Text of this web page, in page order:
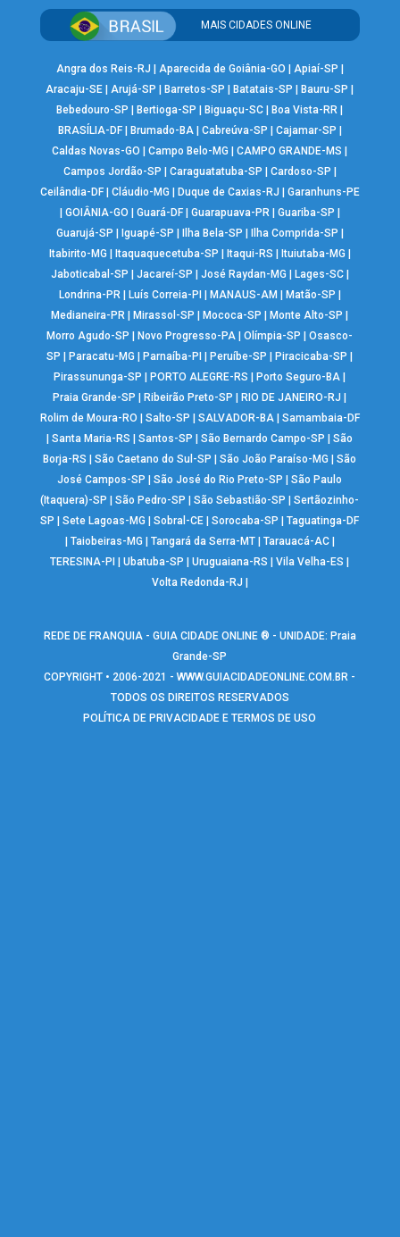
MAIS CIDADES ONLINE
Angra dos Reis-RJ | Aparecida de Goiânia-GO | Apiaí-SP |
Aracaju-SE | Arujá-SP |Barretos-SP |Batatais-SP |Bauru-SP |
Bebedouro-SP |Bertioga-SP |Biguaçu-SC |Boa Vista-RR |
BRASÍLIA-DF| Brumado-BA| Cabreúva-SP | Cajamar-SP |
Caldas Novas-GO |Campo Belo-MG |CAMPO GRANDE-MS |
Campos Jordão-SP | Caraguatatuba-SP | Cardoso-SP |
Ceilândia-DF| Cláudio-MG | Duque de Caxias-RJ | Garanhuns-PE
| GOIÂNIA-GO | Guará-DF| Guarapuava-PR | Guariba-SP |
Guarujá-SP | Iguapé-SP | Ilha Bela-SP | Ilha Comprida-SP |
Itabirito-MG | Itaquaquecetuba-SP | Itaqui-RS | Ituiutaba-MG |
Jaboticabal-SP | Jacareí-SP | José Raydan-MG | Lages-SC|
Londrina-PR | Luís Correia-PI | MANAUS-AM | Matão-SP |
Medianeira-PR |Mirassol-SP |Mococa-SP |Monte Alto-SP |
Morro Agudo-SP |Novo Progresso-PA |Olímpia-SP |Osasco-
SP |Paracatu-MG |Parnaíba-PI |Peruíbe-SP |Piracicaba-SP |
Pirassununga-SP |PORTO ALEGRE-RS |Porto Seguro-BA |
Praia Grande-SP |Ribeirão Preto-SP |RIO DE JANEIRO-RJ |
Rolim de Moura-RO | Salto-SP | SALVADOR-BA| Samambaia-DF
|Santa Maria-RS |Santos-SP |São Bernardo Campo-SP |São
Borja-RS |São Caetano do Sul-SP |São João Paraíso-MG |São
José Campos-SP |São José do Rio Preto-SP |São Paulo
(Itaquera)-SP |São Pedro-SP |São Sebastião-SP |Sertãozinho-
SP |Sete Lagoas-MG |Sobral-CE |Sorocaba-SP |Taguatinga-DF
| Taiobeiras-MG | Tangará da Serra-MT| Tarauacá-AC|
TERESINA-PI |Ubatuba-SP |Uruguaiana-RS |Vila Velha-ES |
Volta Redonda-RJ |
REDE DE FRANQUIA - GUIA CIDADE ONLINE ® - UNIDADE: Praia
Grande-SP
COPYRIGHT • 2006-2021 -WWW.GUIACIDADEONLINE.COM.BR -
TODOS OS DIREITOS RESERVADOS
POLÍTICA DE PRIVACIDADE E TERMOS DE USO